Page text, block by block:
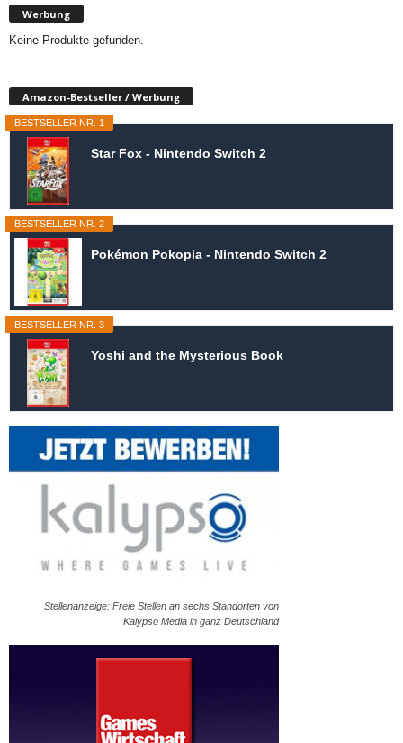
Werbung
Keine Produkte gefunden.
Amazon-Bestseller / Werbung
BESTSELLER NR. 1
Star Fox - Nintendo Switch 2
BESTSELLER NR. 2
Pokémon Pokopia - Nintendo Switch 2
BESTSELLER NR. 3
Yoshi and the Mysterious Book
Stellenanzeige: Freie Stellen an sechs Standorten von
Kalypso Media in ganz Deutschland